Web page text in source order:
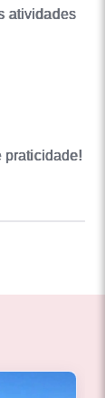
atividades
praticidade!